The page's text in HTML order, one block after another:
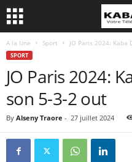
A la Une Sport JO Paris 2024:
SPORT
JO Paris 2024:
son 5-3-2 out
By Alseny Traore - 27 juillet 2024